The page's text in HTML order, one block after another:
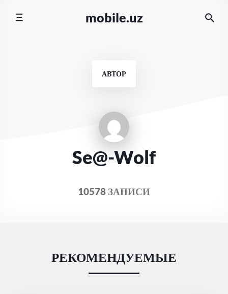
mobile.uz
АВТОР
Se@-Wolf
10578 ЗАПИСИ
РЕКОМЕНДУЕМЫЕ